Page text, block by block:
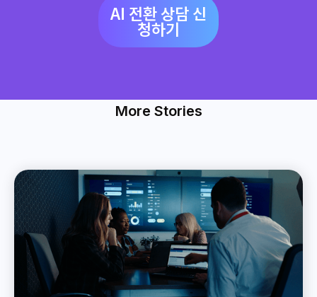
AI 전환 상담 신
청하기
More Stories